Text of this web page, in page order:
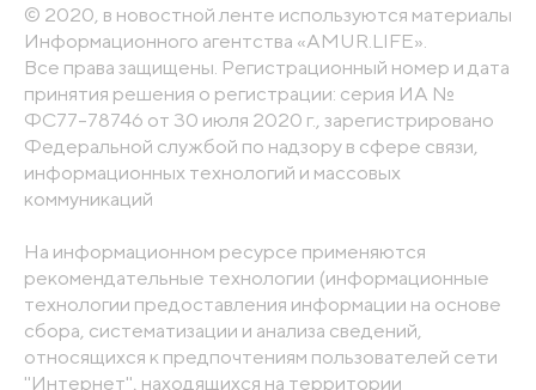
© 2020, в новостной ленте используются материалы
Информационного агентства «AMUR.LIFE».
Все права защищены. Регистрационный номер и дата
принятия решения о регистрации: серия ИА №
ФС77-78746 от 30 июля 2020 г., зарегистрировано
Федеральной службой по надзору в сфере связи,
информационных технологий и массовых
коммуникаций
На информационном ресурсе применяются
рекомендательные технологии (информационные
технологии предоставления информации на основе
сбора, систематизации и анализа сведений,
относящихся к предпочтениям пользователей сети
"Интернет", находящихся на территории